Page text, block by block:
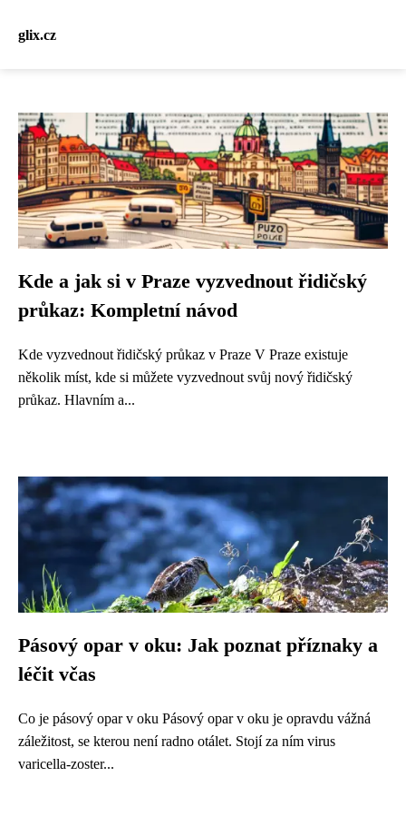
glix.cz
Kde a jak si v Praze vyzvednout řidičský
průkaz: Kompletní návod
Kde vyzvednout řidičský průkaz v Praze V Praze existuje
několik míst, kde si můžete vyzvednout svůj nový řidičský
průkaz. Hlavním a...
Pásový opar v oku: Jak poznat příznaky a
léčit včas
Co je pásový opar v oku Pásový opar v oku je opravdu vážná
záležitost, se kterou není radno otálet. Stojí za ním virus
varicella-zoster...